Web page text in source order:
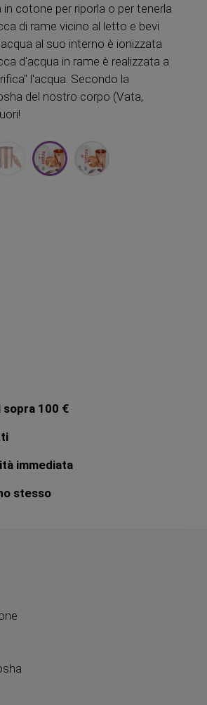
cotone per riporla o per tenerla
di rame vicino al letto e bevi
al suo interno è ionizzata
d'acqua in rame è realizzata a
l'acqua. Secondo la
del nostro corpo (Vata,
100 €
immediata
stesso